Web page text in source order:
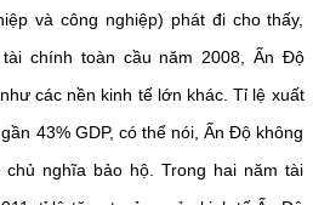
và công nghiệp) phát đi cho thấy,
chính toàn cầu năm 2008, Ấn Độ
các nền kinh tế lớn khác. Tỉ lệ xuất
43% GDP, có thể nói, Ấn Độ không
nghĩa bảo hộ. Trong hai năm tài